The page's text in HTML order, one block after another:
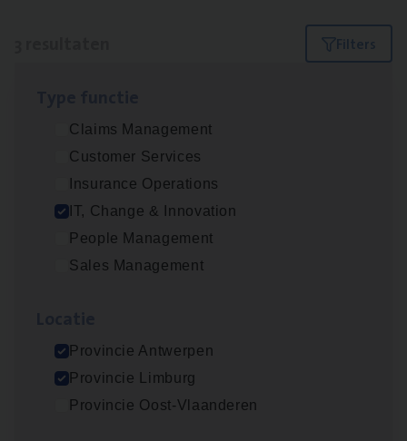
Filters
Claims Management
Customer Services
Insurance Operations
IT, Change & Innovation
People Management
Sales Management
Provincie Antwerpen
Provincie Limburg
Provincie Oost-Vlaanderen
(Agi­le)ITPro­ject Manager
IT, Change & Innovation
Antwerpen
Busi­ness Analyst
Test Ana­lyst